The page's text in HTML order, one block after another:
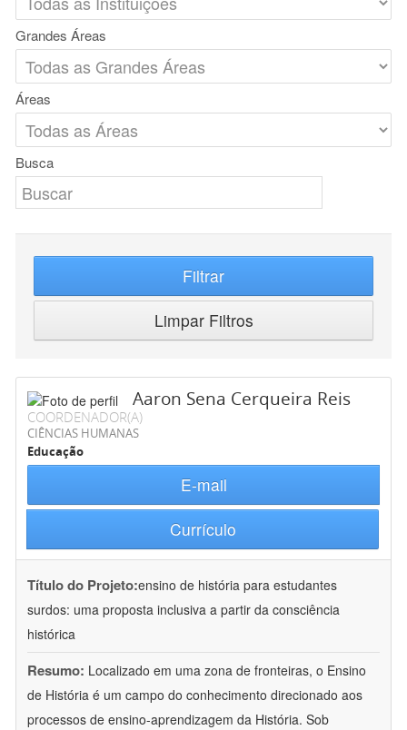
Grandes Áreas
Áreas
Busca
Filtrar
Limpar Filtros
Aaron Sena Cerqueira Reis
COORDENADOR(A)
CIÊNCIAS HUMANAS
Educação
E-mail
Currículo
Título do Projeto:ensino de história para estudantes
surdos: uma proposta inclusiva a partir da consciência
histórica
Resumo: Localizado em uma zona de fronteiras, o Ensino
de História é um campo do conhecimento direcionado aos
processos de ensino-aprendizagem da História. Sob